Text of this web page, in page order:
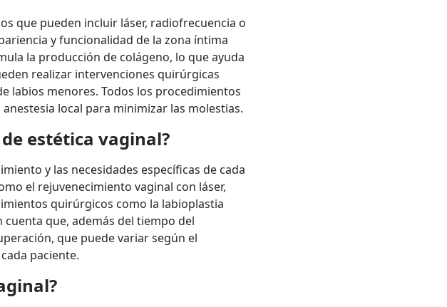
que pueden incluir láser, radiofrecuencia o
y funcionalidad de la zona íntima
la producción de colágeno, lo que ayuda
realizar intervenciones quirúrgicas
labios menores. Todos los procedimientos
local para minimizar las molestias.
estética vaginal?
y las necesidades específicas de cada
el rejuvenecimiento vaginal con láser,
quirúrgicos como la labioplastia
que, además del tiempo del
que puede variar según el
paciente.